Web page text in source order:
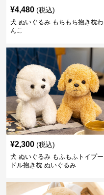
¥4,480 (税込)
犬 ぬいぐるみ もちもち抱き枕わ
んこ
¥2,300 (税込)
犬 ぬいぐるみ もふもふトイプー
ドル抱き枕 ぬいぐるみ